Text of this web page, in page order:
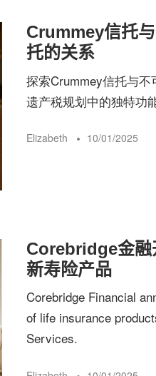
Crummey信托
托的关系
探索Crummey信托与
遗产税规划中的独特功
Elizabeth 10/01/2025
Corebridge金
新寿险产品
Corebridge Financial
of life insurance
Services.